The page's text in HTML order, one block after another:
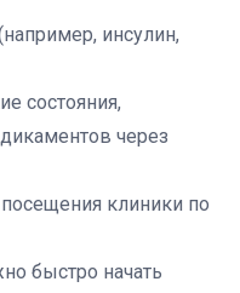
инсулин,
состояния,
через
клиники по
быстро начать